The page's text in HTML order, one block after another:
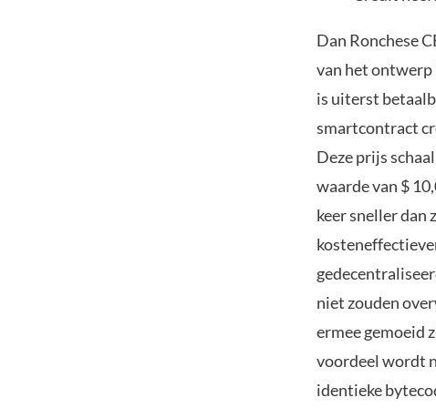
Dan Ronchese
van het ontwerp
is uiterst
smartcontract
Deze prijs
waarde van $
keer sneller dan
niet zouden
ermee gemoeid
voordeel wordt
identieke